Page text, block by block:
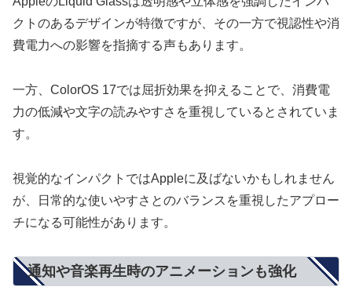
クトのあるデザインが特徴ですが、その一方で視認性や消
費電力への影響を指摘する声もあります。
一方、ColorOS 17では屈折効果を抑えることで、消費電
力の低減や文字の読みやすさを重視しているとされていま
す。
視覚的なインパクトではAppleに及ばないかもしれません
が、日常的な使いやすさとのバランスを重視したアプロー
チになる可能性があります。
通知や音楽再生時のアニメーションも強化